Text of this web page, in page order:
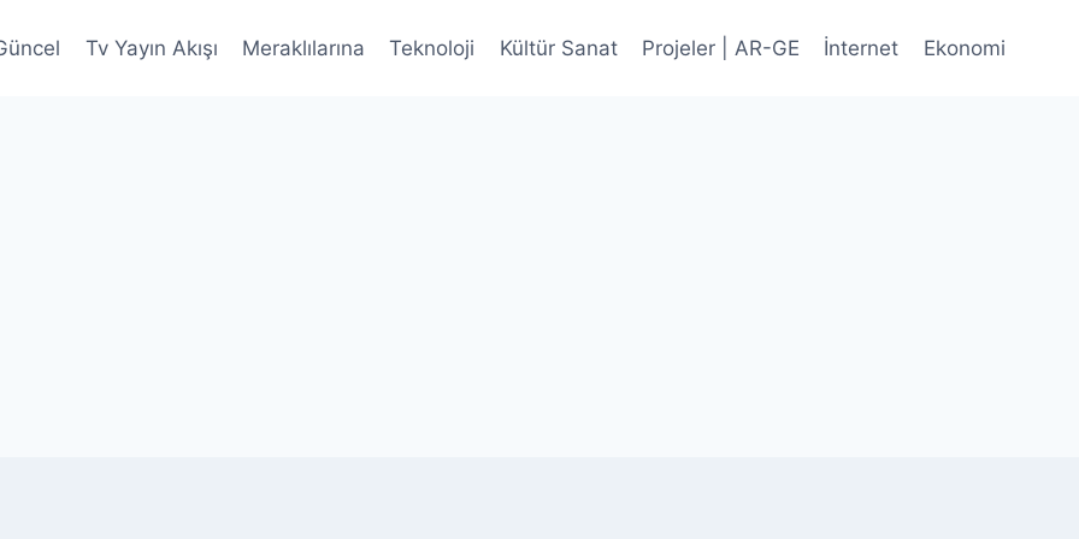
Tv Yayın Akışı Meraklılarına Teknoloji Kültür Sanat Projeler | AR-GE İnternet Ekonomi